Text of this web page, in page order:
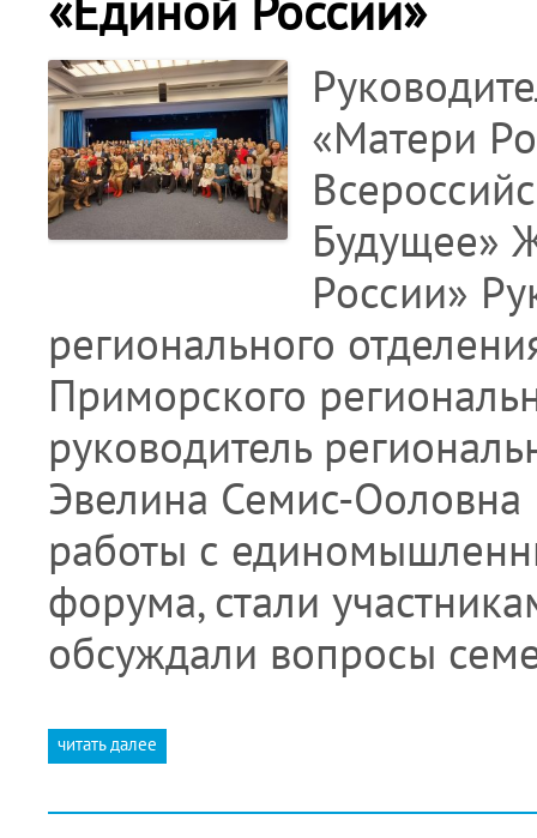
«Матери
Будущее»
России»
регионального
Приморского
руководитель
Эвелина Семис-
работы с
форума, стали
обсуждали вопросы
читать далее